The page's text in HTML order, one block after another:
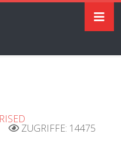
ZUGRIFFE: 14475